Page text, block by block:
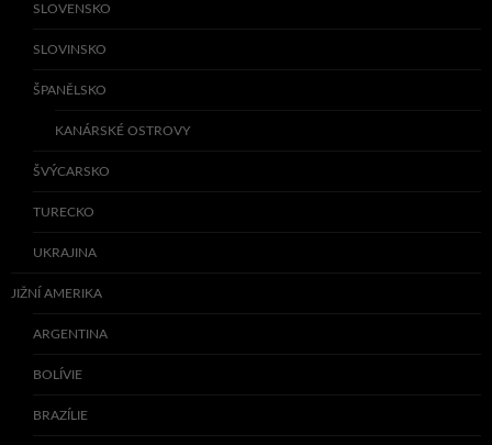
SLOVENSKO
SLOVINSKO
ŠPANĚLSKO
KANÁRSKÉ OSTROVY
ŠVÝCARSKO
TURECKO
UKRAJINA
JIŽNÍ AMERIKA
ARGENTINA
BOLÍVIE
BRAZÍLIE